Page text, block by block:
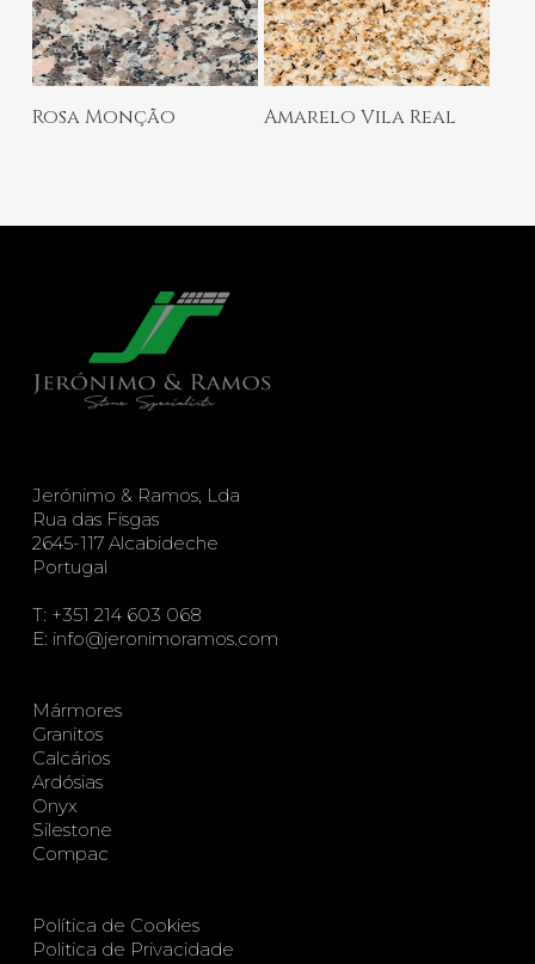
Ler Mais
Rosa Monção Ler Mais
Amarelo Vila Real
Jerónimo & Ramos, Lda
Rua das Fisgas
2645-117 Alcabideche
Portugal
T: +351 214 603 068
E: info@jeronimoramos.com
Mármores
Granitos
Calcários
Ardósias
Onyx
Silestone
Compac
Política de Cookies
Politica de Privacidade